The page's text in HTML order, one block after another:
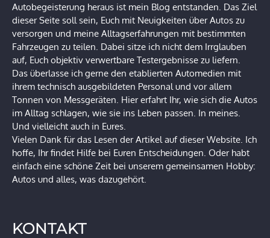
Autobegeisterung heraus ist mein Blog entstanden. Das Ziel
dieser Seite soll sein, Euch mit Neuigkeiten über Autos zu
versorgen und meine Alltagserfahrungen mit bestimmten
Fahrzeugen zu teilen. Dabei sitze ich nicht dem Irrglauben
auf, Euch objektiv verwertbare Testergebnisse zu liefern.
Das überlasse ich gerne den etablierten Automedien mit
ihrem technisch ausgebildeten Personal und vor allem
Tonnen von Messgeräten. Hier erfahrt Ihr, wie sich die Autos
im Alltag schlagen, wie sie ins Leben passen. In meines.
Und vielleicht auch in Eures.
Vielen Dank für das Lesen der Artikel auf dieser Website. Ich
hoffe, Ihr findet Hilfe bei Euren Entscheidungen. Oder habt
einfach eine schöne Zeit bei unserem gemeinsamen Hobby:
Autos und alles, was dazugehört.
KONTAKT